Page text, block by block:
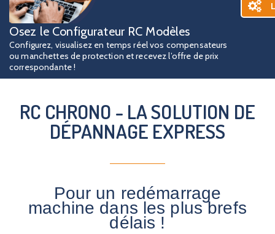
Osez le Configurateur RC Modèles
Configurez, visualisez en temps réel vos compensateurs
ou manchettes de protection et recevez l’offre de prix
correspondante !
RC CHRONO - LA SOLUTION DE
DÉPANNAGE EXPRESS
Pour un redémarrage
machine dans les plus brefs
délais !